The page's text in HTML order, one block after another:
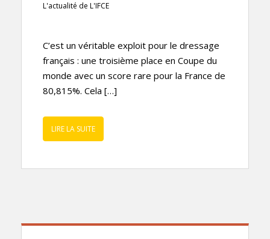
L'actualité de L'IFCE
C’est un véritable exploit pour le dressage
français : une troisième place en Coupe du
monde avec un score rare pour la France de
80,815%. Cela […]
LIRE LA SUITE